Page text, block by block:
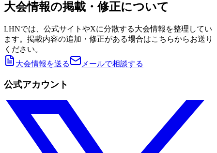
大会情報の掲載・修正について
LHNでは、公式サイトやXに分散する大会情報を整理してい
ます。掲載内容の追加・修正がある場合はこちらからお送り
ください。
大会情報を送る
メールで相談する
公式アカウント